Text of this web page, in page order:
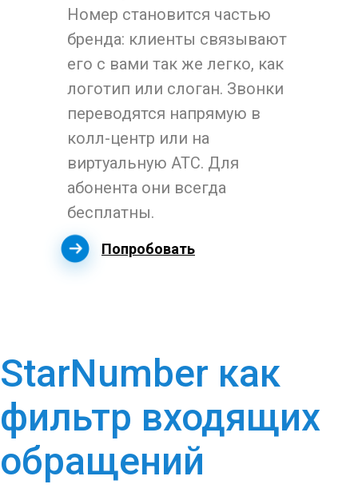
Попробовать
Номер становится частью
бренда: клиенты связывают
его с вами так же легко, как
логотип или слоган. Звонки
переводятся напрямую в
колл-центр или на
виртуальную АТС. Для
абонента они всегда
бесплатны.
StarNumber как
фильтр входящих
обращений